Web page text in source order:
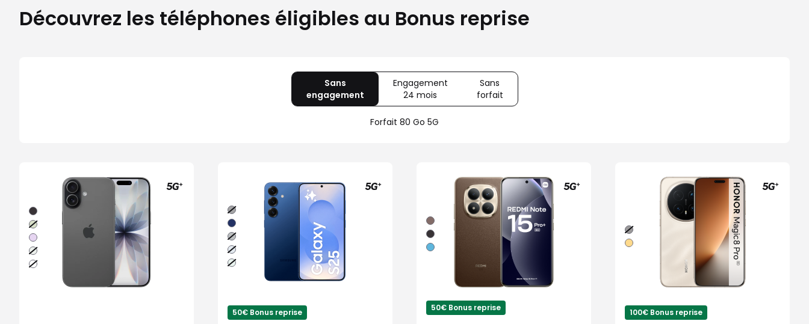
Découvrez les téléphones éligibles au Bonus reprise
Sans
engagement
80
Go
Engagement
24 mois
Offre
spéciale
Sans
forfait
Sans
Forfait 80 Go 5G
Noir
Sauge
Lavande
Brume
Blanc
Noir
absolu
Bleu
nuit
Gris
Bleu
clair
Vert
d'eau
50€ Bonus reprise
Moka
Noir
Bleu
50€ Bonus reprise
Noir
100€ Bonus reprise